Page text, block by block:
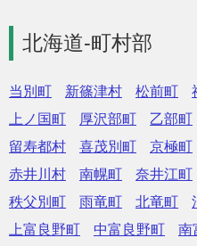
北海道-町村部
当別町 新篠津村 松前町
上ノ国町
厚沢部町 乙部町
留寿都村
喜茂別町 京極町
赤井川村
南幌町 奈井江町
秩父別町
雨竜町 北竜町
上富良野町
中富良野町 南